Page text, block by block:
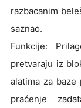
razbacanim
saznao.
Funkcije:
pretvaraju iz
alatima za
praćenje